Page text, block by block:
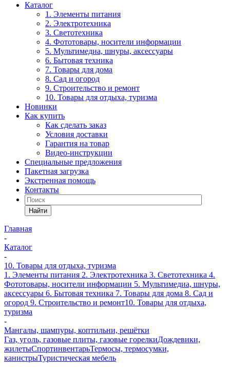
Каталог
1. Элементы питания
2. Электротехника
3. Светотехника
4. Фототовары, носители информации
5. Мультимедиа, шнуры, аксессуары
6. Бытовая техника
7. Товары для дома
8. Сад и огород
9. Строительство и ремонт
10. Товары для отдыха, туризма
Новинки
Как купить
Как сделать заказ
Условия доставки
Гарантия на товар
Видео-инструкции
Специальные предложения
Пакетная загрузка
Экстренная помощь
Контакты
Найти
Главная
-
Каталог
-
10. Товары для отдыха, туризма
1. Элементы питания 2. Электротехника 3. Светотехника 4.
Фототовары, носители информации 5. Мультимедиа, шнуры,
аксессуары 6. Бытовая техника 7. Товары для дома 8. Сад и
огород 9. Строительство и ремонт10. Товары для отдыха,
туризма
-
Мангалы, шампуры, коптильни, решётки
Газ, уголь, газовые плиты, газовые горелкиДождевики,
жилетыСпортинвентарьТермосы, термосумки,
канистрыТуристическая мебель